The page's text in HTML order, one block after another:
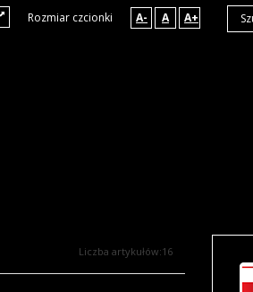
Rozmiar czcionki A- A A+
Liczba artykułów:16